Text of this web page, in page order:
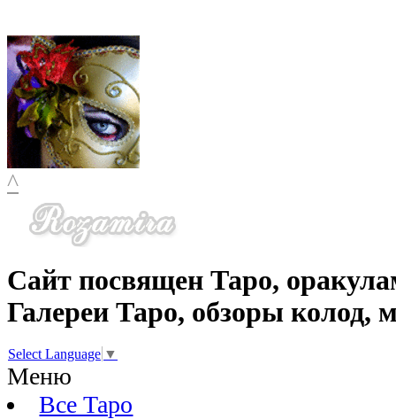
^
Сайт посвящен Таро,
Галереи Таро, обзоры колод,
Select Language ▼
Меню
Все Таро